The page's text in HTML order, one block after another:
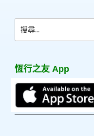
尋
字:
恆行之友 App